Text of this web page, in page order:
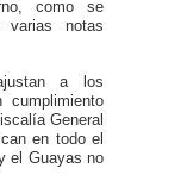
como se
notas
a los
cumplimiento
General
en todo el
el Guayas no